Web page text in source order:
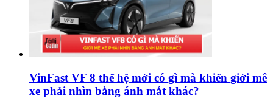
VinFast VF 8 thế hệ mới có gì mà khiến giới mê
xe phải nhìn bằng ánh mắt khác?